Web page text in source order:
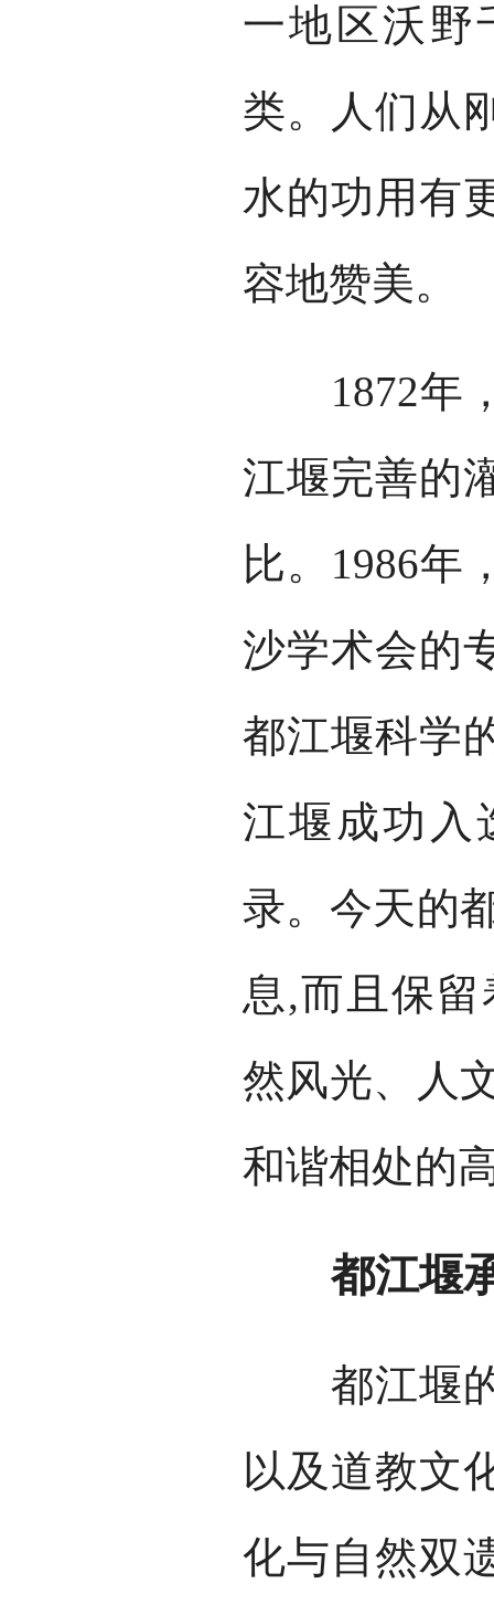
一地区沃野
类。人们从
水的功用有
容地赞美。
1872年，
江堰完善的
比。1986年
沙学术会的
都江堰科学
江堰成功入
录。今天的
息,而且保
然风光、人
和谐相处的
都江堰承
都江堰的
以及道教文
化与自然双